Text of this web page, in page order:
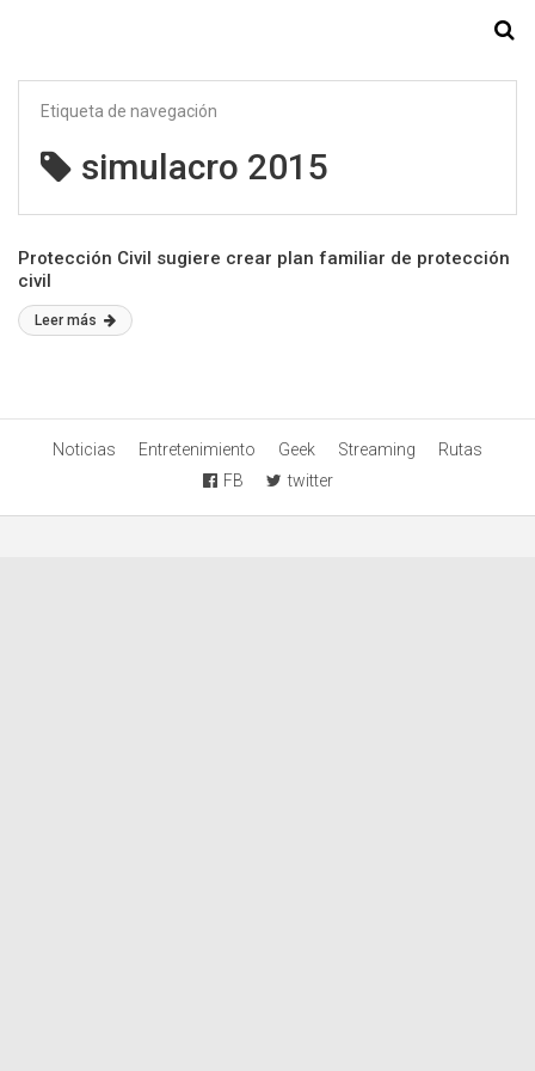
Etiqueta de navegación
simulacro 2015
Protección Civil sugiere crear plan familiar de protección
civil
Leer más
Noticias Entretenimiento Geek Streaming
Rutas
FB
twitter